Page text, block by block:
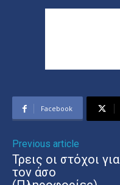
Facebook
Previous article
Τρεις οι στόχοι για
τον άσο